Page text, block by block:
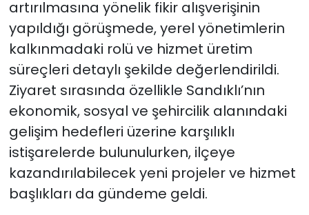
artırılmasına yönelik fikir alışverişinin
yapıldığı görüşmede, yerel yönetimlerin
kalkınmadaki rolü ve hizmet üretim
süreçleri detaylı şekilde değerlendirildi.
Ziyaret sırasında özellikle Sandıklı’nın
ekonomik, sosyal ve şehircilik alanındaki
gelişim hedefleri üzerine karşılıklı
istişarelerde bulunulurken, ilçeye
kazandırılabilecek yeni projeler ve hizmet
başlıkları da gündeme geldi.